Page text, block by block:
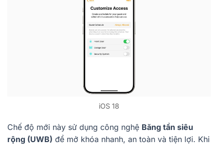
iOS 18
Chế độ mới này sử dụng công nghệ Băng tần siêu
rộng (UWB) để mở khóa nhanh, an toàn và tiện lợi. Khi